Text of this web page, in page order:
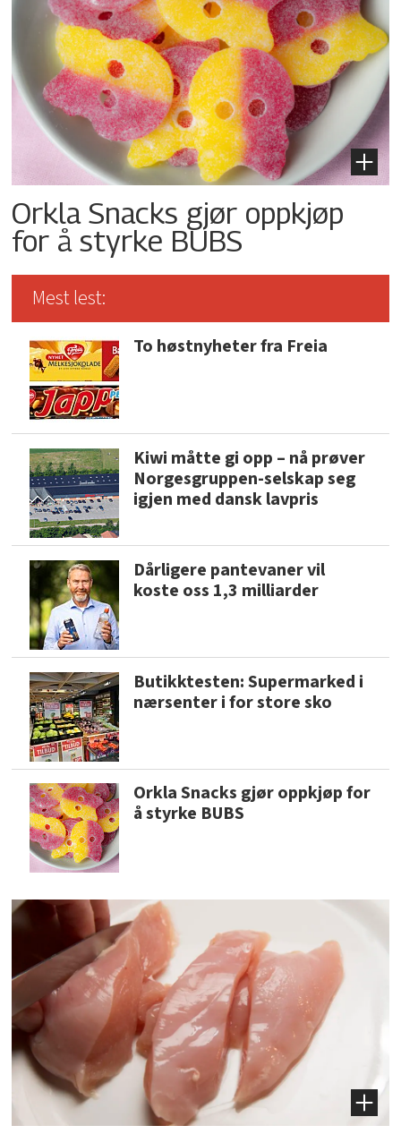
Orkla Snacks gjør oppkjøp
for å styrke BUBS
Mest lest:
To høstnyheter fra Freia
Kiwi måtte gi opp – nå prøver
Norgesgruppen-selskap seg
igjen med dansk lavpris
Dårligere pantevaner vil
koste oss 1,3 milliarder
Butikktesten: Supermarked i
nærsenter i for store sko
Orkla Snacks gjør oppkjøp for
å styrke BUBS